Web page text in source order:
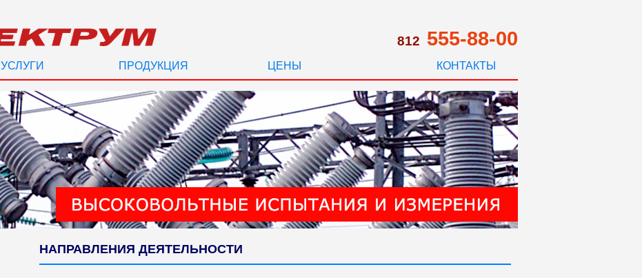
812 555-88-00
УСЛУГИ ПРОДУКЦИЯ ЦЕНЫ КОНТАКТЫ
НАПРАВЛЕНИЯ ДЕЯТЕЛЬНОСТИ